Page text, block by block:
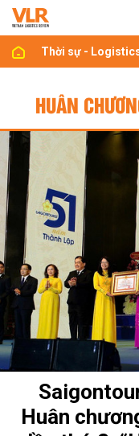
Thời sự -
HUÂN
Huân